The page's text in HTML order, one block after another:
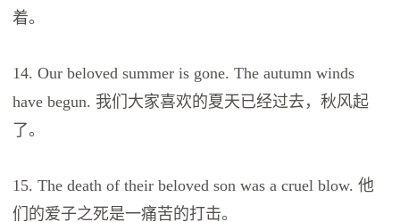
着。
14. Our beloved summer is gone. The autumn winds
have begun. 我们大家喜欢的夏天已经过去，秋风起
了。
15. The death of their beloved son was a cruel blow. 他
们的爱子之死是一痛苦的打击。